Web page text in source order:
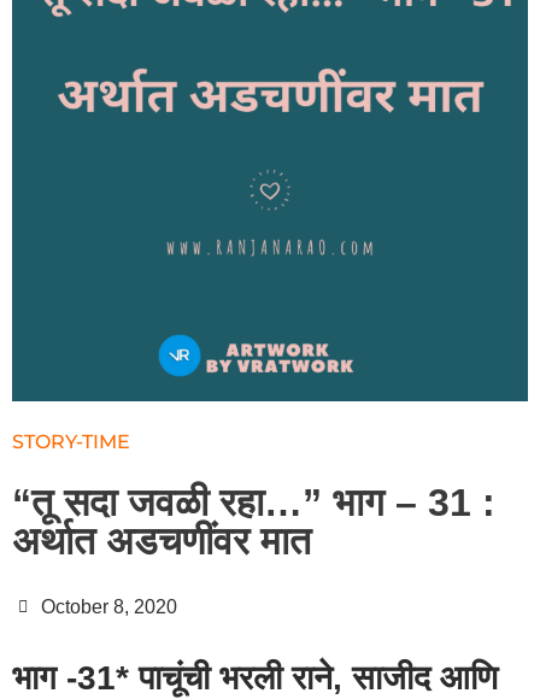
STORY-TIME
“तू सदा जवळी रहा…” भाग – 31 :
अर्थात अडचणींवर मात
October 8, 2020
भाग -31* पाचूंची भरली राने, साजीद आणि